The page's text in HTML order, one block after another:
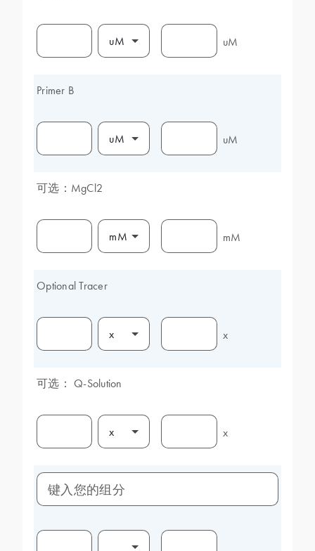
uM uM
Primer B
uM uM
可选：MgCl2
mM mM
Optional Tracer
x x
可选： Q-Solution
x x
键入您的组分